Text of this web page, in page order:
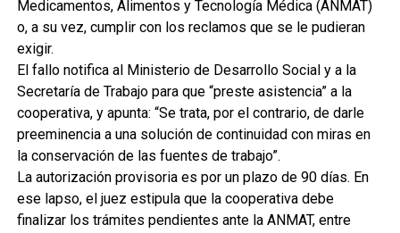
Medicamentos, Alimentos y Tecnología Médica (ANMAT)
o, a su vez, cumplir con los reclamos que se le pudieran
exigir.
El fallo notifica al Ministerio de Desarrollo Social y a la
Secretaría de Trabajo para que “preste asistencia” a la
cooperativa, y apunta: “Se trata, por el contrario, de darle
preeminencia a una solución de continuidad con miras en
la conservación de las fuentes de trabajo”.
La autorización provisoria es por un plazo de 90 días. En
ese lapso, el juez estipula que la cooperativa debe
finalizar los trámites pendientes ante la ANMAT, entre